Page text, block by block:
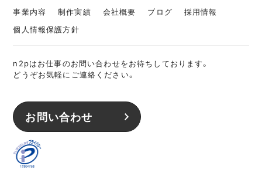
事業内容 制作実績 会社概要 ブログ
採用情報
個人情報保護方針
n2pはお仕事のお問い合わせをお待ちしております。
どうぞお気軽にご連絡ください。
お問い合わせ